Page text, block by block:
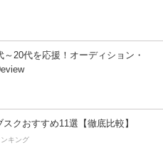
20代を応援！オーディション・
クおすすめ11選【徹底比較】
キング